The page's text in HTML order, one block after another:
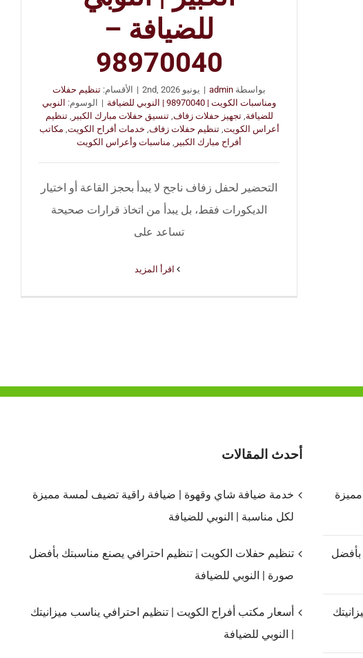
للضيافة –
98970040
بواسطة admin
| يونيو 2nd, 2026 | الأقسام: تنظيم حفلات
ومناسبات الكويت | 98970040 | النوبي للضيافة
| الوسوم: النوبي
للضيافة,تجهيز حفلات زفاف,تنسيق حفلات مبارك الكبير ,تنظيم
أعراس الكويت,تنظيم حفلات زفاف, خدمات أفراح الكويت, مكاتب
أفراح مبارك الكبير , مناسبات وأعراس الكويت
التحضير لحفل زفاف ناجح لا يبدأ بحجز القاعة أو اختيار
الديكورات فقط، بل يبدأ من اتخاذ قرارات صحيحة
تساعد على
‫اقرأ المزيد
بأفضل
أحدث المقالات
خدمة ضيافة شاي وقهوة | ضيافة راقية تضيف لمسة مميزة
لكل مناسبة | النوبي للضيافة
تنظيم حفلات الكويت | تنظيم احترافي يصنع مناسبتك بأفضل
صورة | النوبي للضيافة
أسعار مكتب أفراح الكويت | تنظيم احترافي يناسب ميزانيتك
| النوبي للضيافة